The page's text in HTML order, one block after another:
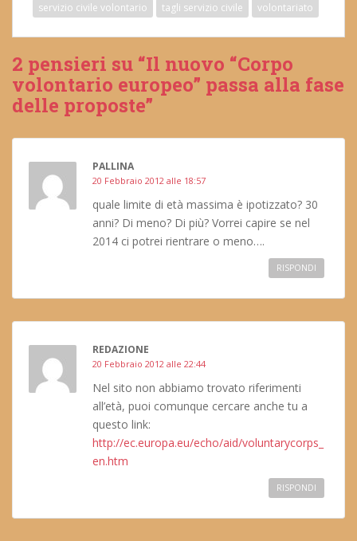
servizio civile volontario
tagli servizio civile volontariato
2 pensieri su “Il nuovo “Corpo
volontario europeo” passa alla fase
delle proposte”
PALLINA
20 Febbraio 2012 alle 18:57
quale limite di età massima è ipotizzato? 30
anni? Di meno? Di più? Vorrei capire se nel
2014 ci potrei rientrare o meno….
RISPONDI
REDAZIONE
20 Febbraio 2012 alle 22:44
Nel sito non abbiamo trovato riferimenti
all’età, puoi comunque cercare anche tu a
questo link:
http://ec.europa.eu/echo/aid/voluntarycorps_
en.htm
RISPONDI